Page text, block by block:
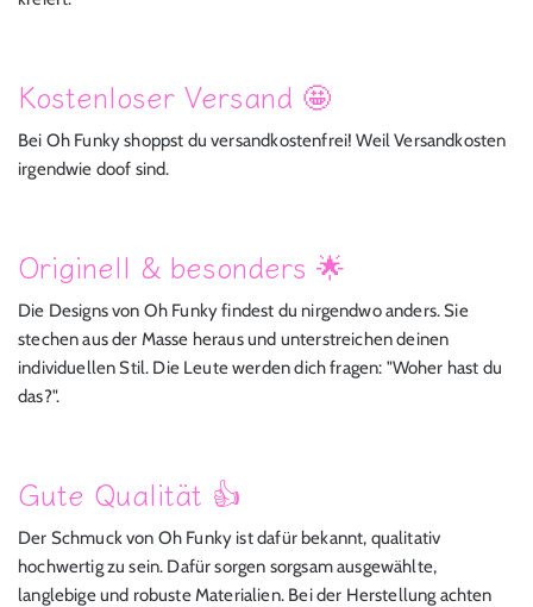
Kostenloser Versand 🤩
Bei Oh Funky shoppst du versandkostenfrei! Weil Versandkosten
irgendwie doof sind.
Originell & besonders 🌟
Die Designs von Oh Funky findest du nirgendwo anders. Sie
stechen aus der Masse heraus und unterstreichen deinen
individuellen Stil. Die Leute werden dich fragen: "Woher hast du
das?".
Gute Qualität 👍
Der Schmuck von Oh Funky ist dafür bekannt, qualitativ
hochwertig zu sein. Dafür sorgen sorgsam ausgewählte,
langlebige und robuste Materialien. Bei der Herstellung achten